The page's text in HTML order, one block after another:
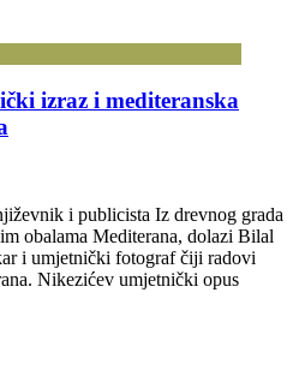
izraz i mediteranska
i publicista Iz drevnog grada
obalama Mediterana, dolazi Bilal
i umjetnički fotograf čiji radovi
Nikezićev umjetnički opus